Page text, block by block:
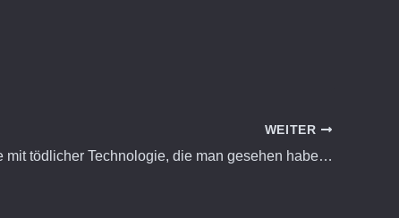
WEITER
5 Horrorfilme mit tödlicher Technologie, die man gesehen haben muss